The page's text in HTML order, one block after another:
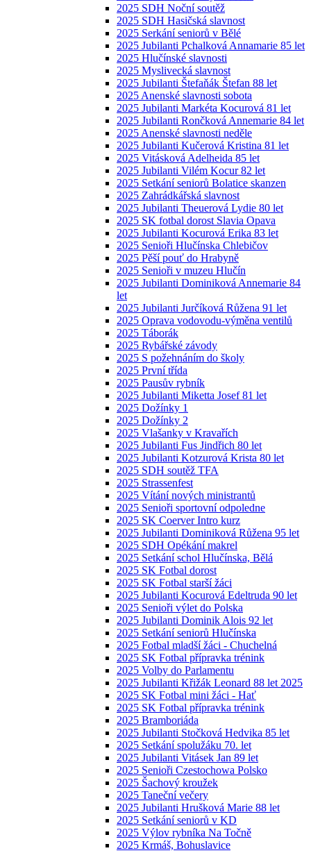
2025 SDH Noční soutěž
2025 SDH Hasičská slavnost
2025 Serkání seniorů v Bělé
2025 Jubilanti Pchalková Annamarie 85 let
2025 Hlučínské slavnosti
2025 Myslivecká slavnost
2025 Jubilanti Štefaňák Štefan 88 let
2025 Anenské slavnosti sobota
2025 Jubilanti Markéta Kocurová 81 let
2025 Jubilanti Rončková Annemarie 84 let
2025 Anenské slavnosti neděle
2025 Jubilanti Kučerová Kristina 81 let
2025 Vitásková Adelheida 85 let
2025 Jubilanti Vilém Kocur 82 let
2025 Setkání seniorů Bolatice skanzen
2025 Zahrádkářská slavnost
2025 Jubilanti Theuerová Lydie 80 let
2025 SK fotbal dorost Slavia Opava
2025 Jubilanti Kocurová Erika 83 let
2025 Senioři Hlučínska Chlebičov
2025 Pěší pouť do Hrabyně
2025 Senioři v muzeu Hlučín
2025 Jubilanti Dominiková Annemarie 84
let
2025 Jubilanti Jurčíková Růžena 91 let
2025 Oprava vodovodu-výměna ventilů
2025 Táborák
2025 Rybářské závody
2025 S požehnáním do školy
2025 První třída
2025 Pausův rybník
2025 Jubilanti Miketta Josef 81 let
2025 Dožínky 1
2025 Dožínky 2
2025 Vlašanky v Kravařích
2025 Jubilanti Fus Jindřich 80 let
2025 Jubilanti Kotzurová Krista 80 let
2025 SDH soutěž TFA
2025 Strassenfest
2025 Vítání nových ministrantů
2025 Senioři sportovní odpoledne
2025 SK Coerver Intro kurz
2025 Jubilanti Dominiková Růžena 95 let
2025 SDH Opékání makrel
2025 Setkání schol Hlučínska, Bělá
2025 SK Fotbal dorost
2025 SK Fotbal starší žáci
2025 Jubilanti Kocurová Edeltruda 90 let
2025 Senioři výlet do Polska
2025 Jubilanti Dominik Alois 92 let
2025 Setkání seniorů Hlučínska
2025 Fotbal mladší žáci - Chuchelná
2025 SK Fotbal přípravka trénink
2025 Volby do Parlamentu
2025 Jubilanti Křižák Leonard 88 let 2025
2025 SK Fotbal mini žáci - Hať
2025 SK Fotbal přípravka trénink
2025 Bramboriáda
2025 Jubilanti Stočková Hedvika 85 let
2025 Setkání spolužáku 70. let
2025 Jubilanti Vitásek Jan 89 let
2025 Senioři Czestochowa Polsko
2025 Šachový kroužek
2025 Taneční večery
2025 Jubilanti Hrušková Marie 88 let
2025 Setkání seniorů v KD
2025 Výlov rybníka Na Točně
2025 Krmáš, Bohuslavice